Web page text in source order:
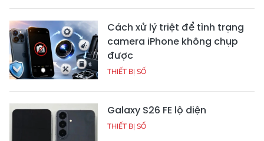
Cách xử lý triệt để tình trạng
camera iPhone không chụp
được
THIẾT BỊ SỐ
Galaxy S26 FE lộ diện
THIẾT BỊ SỐ